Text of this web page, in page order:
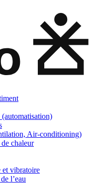
(automatisation)
Air-conditioning)
de chaleur
et vibratoire
l’eau